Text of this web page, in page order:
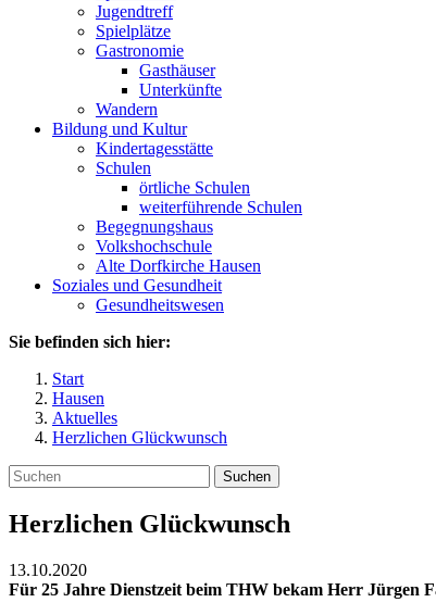
Jugendtreff
Spielplätze
Gastronomie
Gasthäuser
Unterkünfte
Wandern
Bildung und Kultur
Kindertagesstätte
Schulen
örtliche Schulen
weiterführende Schulen
Begegnungshaus
Volkshochschule
Alte Dorfkirche Hausen
Soziales und Gesundheit
Gesundheitswesen
Sie befinden sich hier:
Start
Hausen
Aktuelles
Herzlichen Glückwunsch
Suchen
Herzlichen Glückwunsch
13.10.2020
Für 25 Jahre Dienstzeit beim THW bekam Herr Jürgen